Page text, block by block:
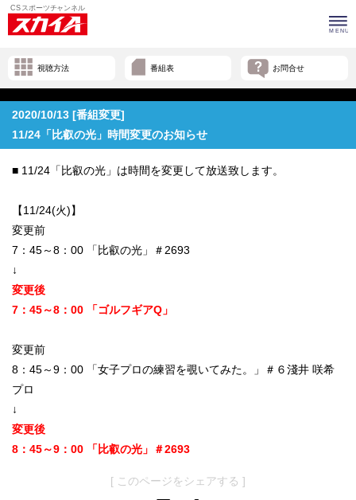
視聴方法 番組表 お問合せ
2020/10/13 [番組変更]
11/24「比叡の光」時間変更のお知らせ
■ 11/24「比叡の光」は時間を変更して放送致します。
【11/24(火)】
変更前
7：45～8：00 「比叡の光」＃2693
↓
変更後
7：45～8：00 「ゴルフギアQ」
変更前
8：45～9：00 「女子プロの練習を覗いてみた。」＃６淺井 咲希
プロ
↓
変更後
8：45～9：00 「比叡の光」＃2693
[ このページをシェアする ]